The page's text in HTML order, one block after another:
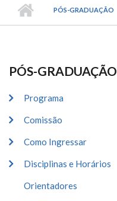
PÓS-GRADUAÇÃO
PÓS-GRADUAÇÃO
Programa
Comissão
Como Ingressar
Disciplinas e Horários
Orientadores